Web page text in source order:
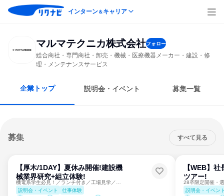
インターン＆キャリア
マルマテクニカ株式会社フォロー
総合商社・専門商社・卸売・機械・医療機器メーカー・建設・修
理・メンテナンスサービス
企業トップ 説明会・イベント 募集一覧
募集 すべて見る
【厚木/1DAY】夏休み開催!建設機
械業界研究+組立体験!
説明会・イベント
仕事体験
【WEB】
ツアー!
説明会・イベン